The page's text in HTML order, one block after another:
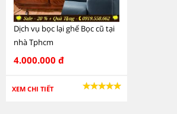
Dịch vụ bọc lại ghế Bọc cũ tại
nhà Tphcm
4.000.000 đ
XEM CHI TIẾT